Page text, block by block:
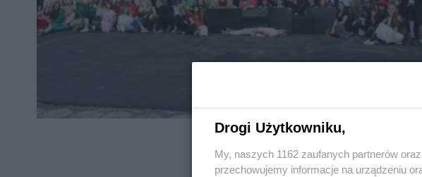
Drogi Użytkowniku,
My, naszych 1162 zaufanych partnerów
przechowujemy informacje na urządzeniu